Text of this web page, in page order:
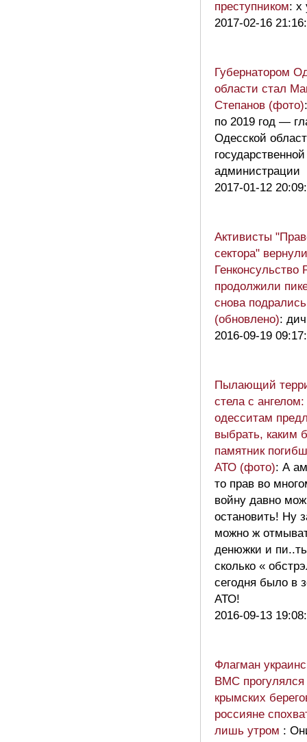
преступником: х
2017-02-16
Губернатором
области стал
Степанов (фото)
по 2019 год —
Одесской
государственной
администрации
2017-01-12
Активисты
сектора"
Генконсульство
продолжили
снова подрались
(обновлено):
2016-09-19
Пылающий
стела с ангелом:
одесситам
выбрать, каким
памятник
АТО (фото): А
то прав во
войну давно
остановить! Ну
можно ж
денюжки и
сколько «
сегодня было в
АТО!
2016-09-13
Флагман
ВМС прогулялся
крымских
россияне
лишь утром :